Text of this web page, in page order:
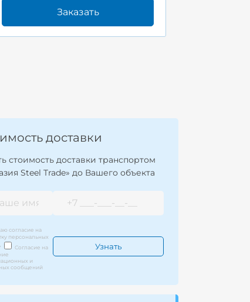
Заказать
доставки
стоимость доставки транспортом
Steel Trade» до Вашего объекта
согласие на
персональных
Согласие на
и
сообщений